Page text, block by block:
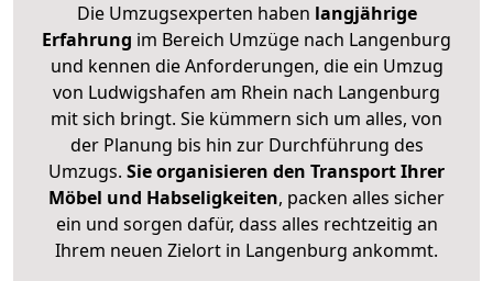
Die Umzugsexperten haben langjährige
Erfahrung im Bereich Umzüge nach Langenburg
und kennen die Anforderungen, die ein Umzug
von Ludwigshafen am Rhein nach Langenburg
mit sich bringt. Sie kümmern sich um alles, von
der Planung bis hin zur Durchführung des
Umzugs. Sie organisieren den Transport Ihrer
Möbel und Habseligkeiten, packen alles sicher
ein und sorgen dafür, dass alles rechtzeitig an
Ihrem neuen Zielort in Langenburg ankommt.